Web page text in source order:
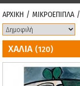
ΑΡΧΙΚΗ / ΜΙΚΡΟΕΠΙΠΛΑ /
ΧΑΛΙΑ (120)